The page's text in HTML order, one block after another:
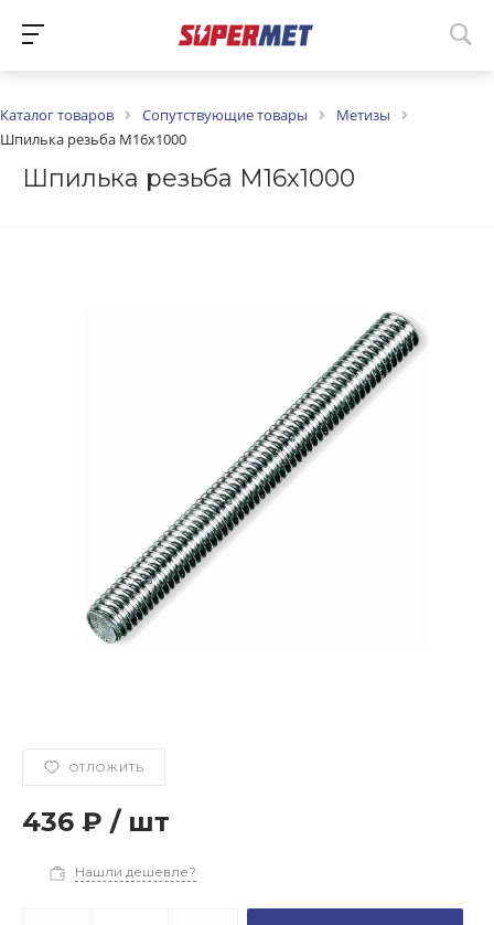
Каталог товаров Сопутствующие товары
Метизы
Шпилька резьба М16х1000
Шпилька резьба М16х1000
ОТЛОЖИТЬ
436 ₽ / шт
Нашли дешевле?